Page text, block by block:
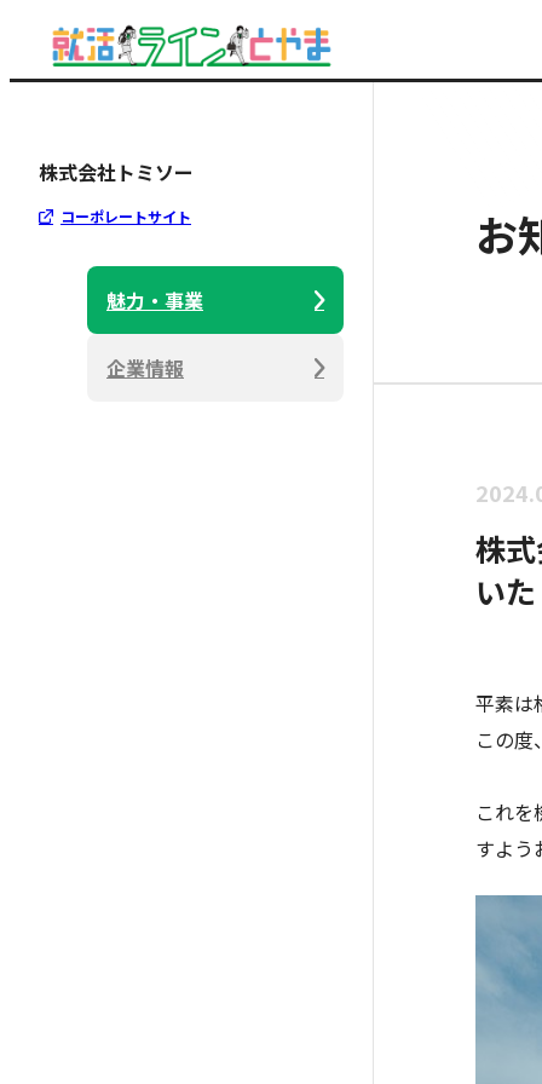
株式会社トミソー
コーポレートサイト
魅力・事業
企業情報
お
株
い
平素は
この
これ
すよう